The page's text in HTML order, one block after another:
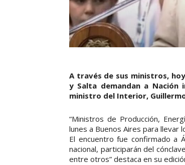
A través de sus ministros,
y Salta demandan a Nación
ministro del Interior,
“Ministros de Producción,
lunes a Buenos Aires para
El encuentro fue confirmado a
nacional, participarán del
entre otros” destaca en su